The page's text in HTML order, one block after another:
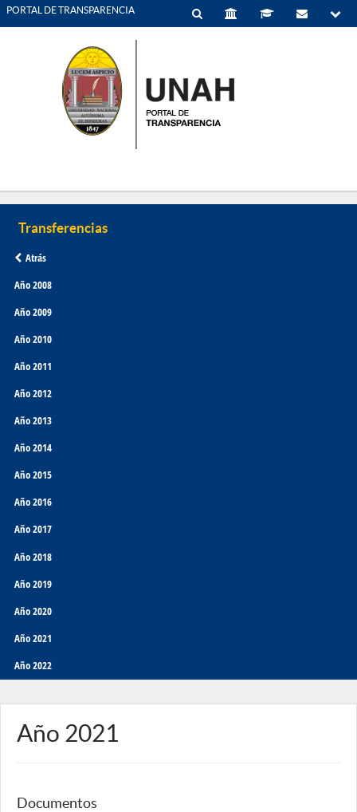
PORTAL DE TRANSPARENCIA
Atrás
Año 2008
Año 2009
Año 2010
Año 2011
Año 2012
Año 2013
Año 2014
Año 2015
Año 2016
Año 2017
Año 2018
Año 2019
Año 2020
Año 2021
Año 2022
Año 2021
Documentos